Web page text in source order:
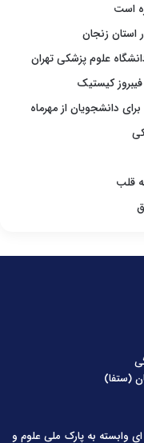
است
استان زنجان
علوم پزشکی تهران
کیستیک
دانشجویان از مهرماه
قلب
(ستفا)
وابسته به پارک ملی علوم و